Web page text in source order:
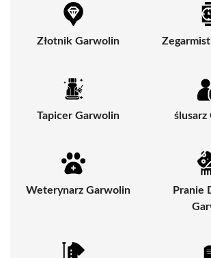
Złotnik Garwolin
Tapicer Garwolin ślusarz
Weterynarz Garwolin
Pranie